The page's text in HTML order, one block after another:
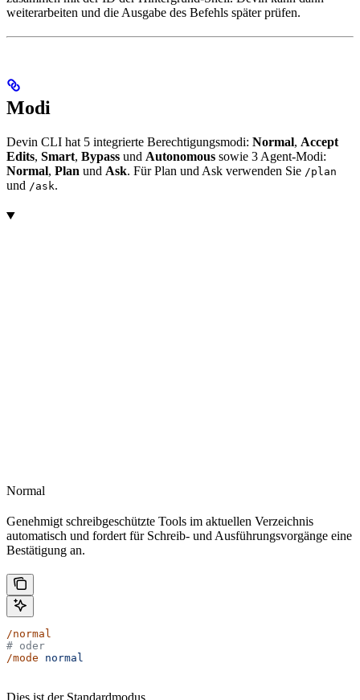
weiterarbeiten und die Ausgabe des Befehls später prüfen.
Modi
Devin CLI hat 5 integrierte Berechtigungsmodi: Normal, Accept
Edits, Smart, Bypass und Autonomous sowie 3 Agent-Modi:
Normal, Plan und Ask. Für Plan und Ask verwenden Sie /plan
und /ask.
Normal
Genehmigt schreibgeschützte Tools im aktuellen Verzeichnis
automatisch und fordert für Schreib- und Ausführungsvorgänge eine
Bestätigung an.
/normal
# oder
/mode normal
Dies ist der Standardmodus.